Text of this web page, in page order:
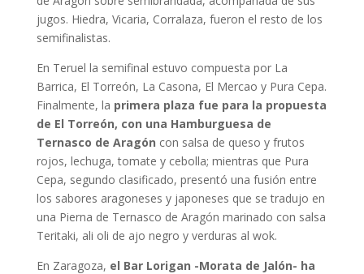
jugos. Hiedra, Vicaria, Corralaza, fueron el resto de los
semifinalistas.
En Teruel la semifinal estuvo compuesta por La
Barrica, El Torreón, La Casona, El Mercao y Pura Cepa.
Finalmente, la primera plaza fue para la propuesta
de El Torreón, con una Hamburguesa de
Ternasco de Aragón con salsa de queso y frutos
rojos, lechuga, tomate y cebolla; mientras que Pura
Cepa, segundo clasificado, presentó una fusión entre
los sabores aragoneses y japoneses que se tradujo en
una Pierna de Ternasco de Aragón marinado con salsa
Teritaki, ali oli de ajo negro y verduras al wok.
En Zaragoza, el Bar Lorigan -Morata de Jalón- ha